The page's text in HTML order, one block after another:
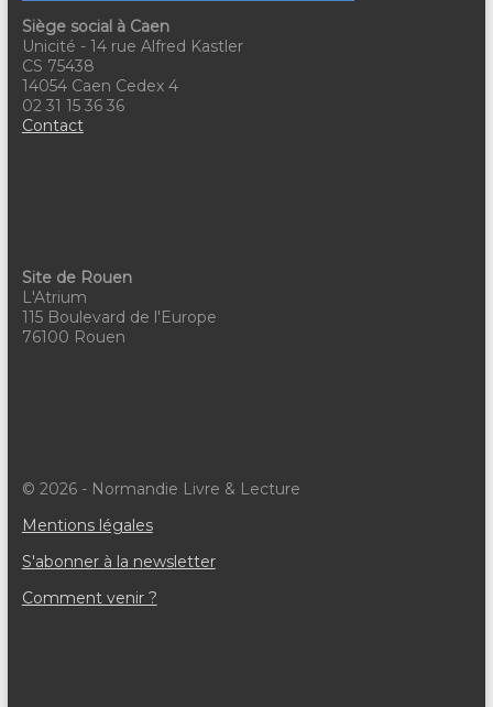
Siège social à Caen
Unicité - 14 rue Alfred Kastler
CS 75438
14054 Caen Cedex 4
02 31 15 36 36
Contact
Site de Rouen
L'Atrium
115 Boulevard de l'Europe
76100 Rouen
© 2026 - Normandie Livre & Lecture
Mentions légales
S'abonner à la newsletter
Comment venir ?